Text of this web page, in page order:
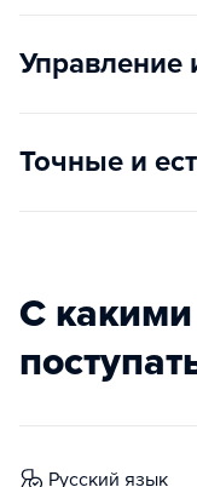
Управление
Точные и
С
русский язык